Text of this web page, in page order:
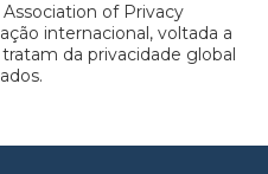
of Privacy
internacional, voltada a
da privacidade global